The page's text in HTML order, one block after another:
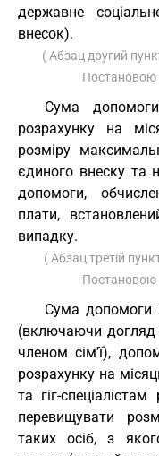
державне
внесок).
( Абзац другий
Сума
розрахунку на
розміру
єдиного внеску
допомоги,
плати,
випадку.
( Абзац третій
Сума допомоги
(включаючи
членом сім’ї),
розрахунку на
та гіг-
перевищувати
таких осіб, з